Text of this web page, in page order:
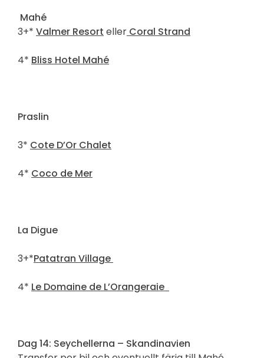
Mahé
3+* Valmer Resort eller Coral Strand
4* Bliss Hotel Mahé
Praslin
3* Cote D’Or Chalet
4* Coco de Mer
La Digue
3+*Patatran Village
4* Le Domaine de L’Orangeraie
Dag 14: Seychellerna – Skandinavien